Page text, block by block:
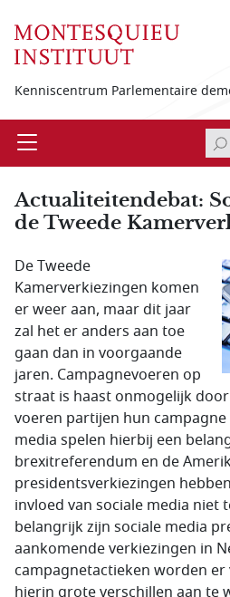
Kenniscentrum Parlementaire
Open
Actualiteitendebat:
de Tweede
De Tweede
Kamerverkiezingen komen
er weer aan, maar dit jaar
zal het er anders aan toe
gaan dan in voorgaande
jaren. Campagnevoeren op
straat is haast onmogelijk
voeren partijen hun
media spelen hierbij een
brexitreferendum en de
presidentsverkiezingen
invloed van sociale media niet
belangrijk zijn sociale media
aankomende verkiezingen in
campagnetactieken worden
hierin grote verschillen aan te